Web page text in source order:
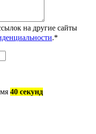
на другие сайты
.*
40 секунд